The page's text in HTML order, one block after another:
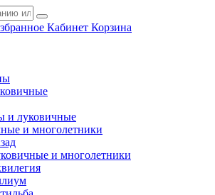
Кабинет Корзина
и луковичные
и многолетники
и многолетники